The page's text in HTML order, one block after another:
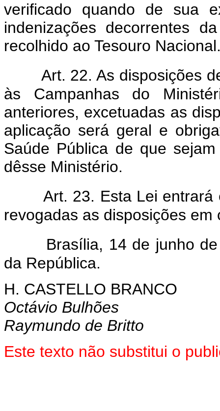
verificado quando de sua
indenizações decorrentes
recolhido ao Tesouro
Art. 22. As disposições
às Campanhas do
anteriores, excetuadas as
aplicação será geral e
Saúde Pública de que
dêsse Ministério.
Art. 23. Esta Lei
revogadas as disposições em
Brasília, 14 de junho
da República.
H. CASTELLO BRANCO
Octávio Bulhões
Raymundo de Britto
Este texto não substitui o